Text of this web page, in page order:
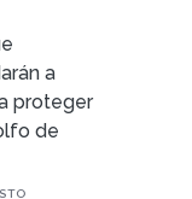
a
proteger
de